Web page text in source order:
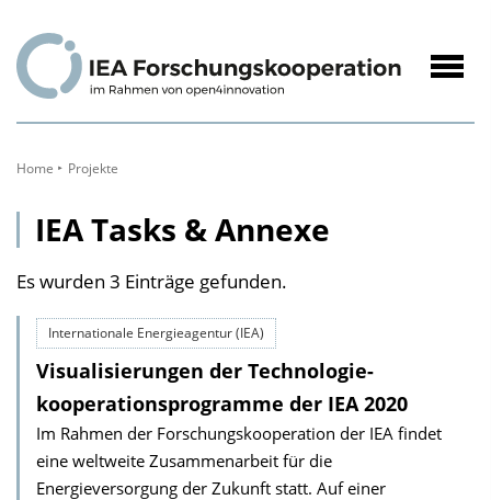
Inhalt
Home Projekte
IEA Tasks & Annexe
Es wurden 3 Einträge gefunden.
Internationale Energieagentur (IEA)
Visualisierungen der Technologie­
kooperations­programme der IEA 2020
Im Rahmen der Forschungskooperation der IEA findet
eine weltweite Zusammenarbeit für die
Energieversorgung der Zukunft statt. Auf einer